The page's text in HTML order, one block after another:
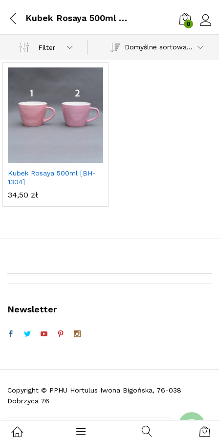
Kubek Rosaya 500ml [BH-1304]
0
Filter Domyślne sortowanie
Kubek Rosaya 500ml [BH-
1304]
34,50 zł
Newsletter
Copyright © PPHU Hortulus Iwona Bigońska, 76-038
Dobrzyca 76
Skontaktuj się z nami i zadaj pytanie